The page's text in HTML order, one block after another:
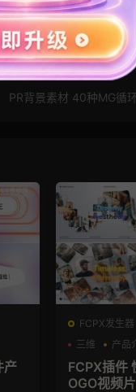
PR背景素材 40种MG循
产
FCPX发生器
三维
产品
FCPX插件
OGO视频